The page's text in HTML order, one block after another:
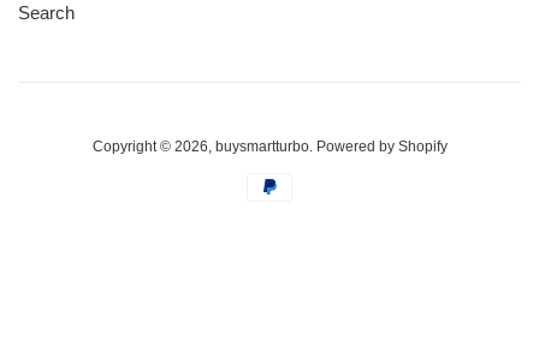
Search
Copyright © 2026, buysmartturbo. Powered by Shopify
Modalità